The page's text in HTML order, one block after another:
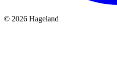
© 2026 Hageland